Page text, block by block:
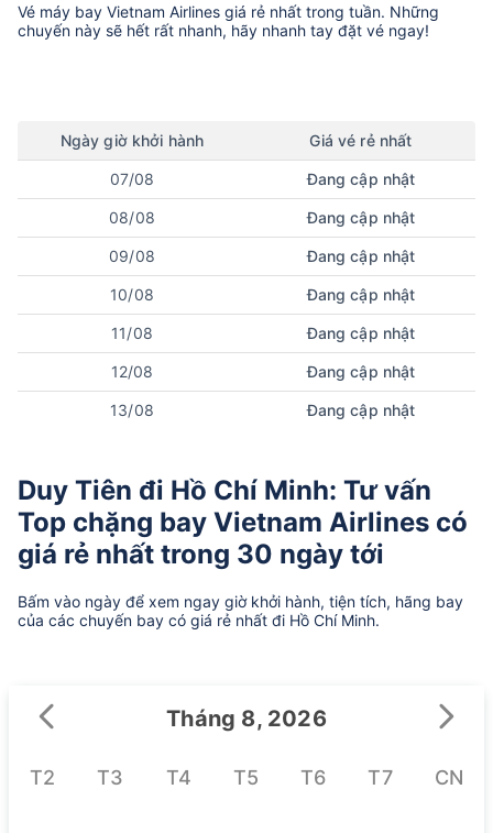
Vé máy bay Vietnam Airlines giá rẻ nhất trong tuần. Những
chuyến này sẽ hết rất nhanh, hãy nhanh tay đặt vé ngay!
Ngày giờ khởi hành Giá vé rẻ nhất
07/08 Đang cập nhật
08/08 Đang cập nhật
09/08 Đang cập nhật
10/08 Đang cập nhật
11/08 Đang cập nhật
12/08 Đang cập nhật
13/08 Đang cập nhật
Duy Tiên đi Hồ Chí Minh: Tư vấn
Top chặng bay Vietnam Airlines có
giá rẻ nhất trong 30 ngày tới
Bấm vào ngày để xem ngay giờ khởi hành, tiện tích, hãng bay
của các chuyến bay có giá rẻ nhất đi Hồ Chí Minh.
Tháng 8, 2026
T2 T3 T4 T5 T6 T7 CN